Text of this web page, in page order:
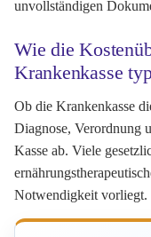
unvollständigen
Wie die
Krankenkasse
Ob die Krankenkasse
Diagnose, Verordnung
Kasse ab. Viele
Notwendigkeit vorliegt.